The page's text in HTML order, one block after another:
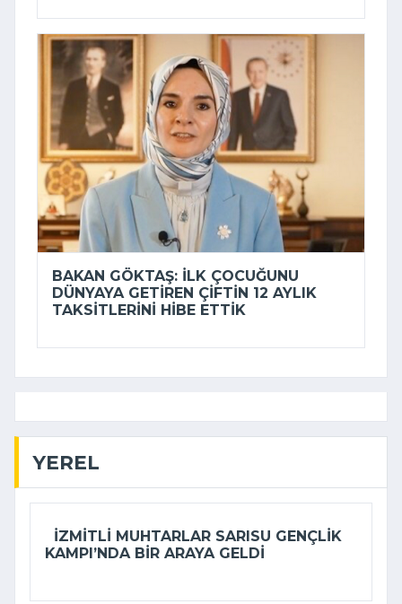
BAKAN GÖKTAŞ: İLK ÇOCUĞUNU
DÜNYAYA GETIREN ÇIFTIN 12 AYLIK
TAKSITLERINI HIBE ETTIK
YEREL
İZMITLI MUHTARLAR SARISU GENÇLIK
KAMPI’NDA BIR ARAYA GELDI